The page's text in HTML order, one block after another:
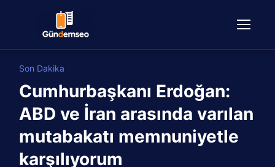
Son Dakika
Cumhurbaşkanı Erdoğan:
ABD ve İran arasında varılan
mutabakatı memnuniyetle
karşılıyorum